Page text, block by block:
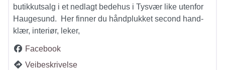
butikkutsalg i et nedlagt bedehus i Tysvær like utenfor
Haugesund. Her finner du håndplukket second hand-
klær, interiør, leker,
Facebook
Veibeskrivelse